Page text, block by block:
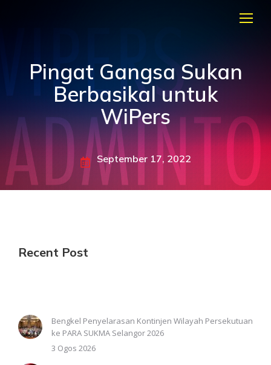
Pingat Gangsa Sukan
Berbasikal untuk
WiPers
September 17, 2022
Recent Post
Bengkel Penyelarasan Kontinjen Wilayah Persekutuan
ke PARA SUKMA Selangor 2026
3 Ogos 2026